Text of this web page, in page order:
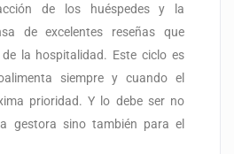
de los huéspedes y la
de excelentes reseñas que
la hospitalidad. Este ciclo es
siempre y cuando el
prioridad. Y lo debe ser no
gestora sino también para el